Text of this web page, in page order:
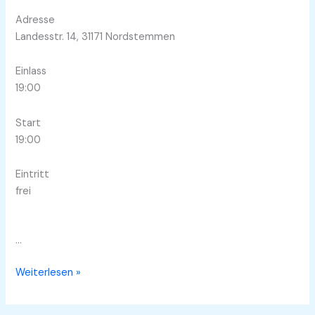
Adresse
Landesstr. 14, 31171 Nordstemmen
Einlass
19:00
Start
19:00
Eintritt
frei
…
Tanz
MAI
Weiterlesen »